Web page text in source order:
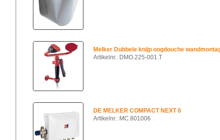
Melker Dubbele knijp oogdouche
Artikelnr.: DMO.225-001.T
DE MELKER COMPACT NEXT 6
Artikelnr.: MC.801006